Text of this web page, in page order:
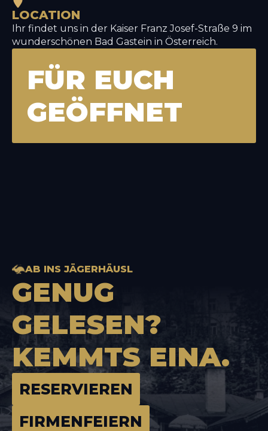
LOCATION
Ihr findet uns in der Kaiser Franz Josef-Straße 9 im
wunderschönen Bad Gastein in Österreich.
FÜR EUCH
GEÖFFNET
AB INS JÄGERHÄUSL
GENUG
GELESEN?
KEMMTS EINA.
RESERVIEREN
FIRMENFEIERN